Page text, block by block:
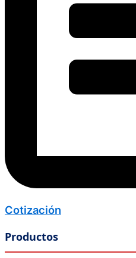
Cotización
Productos